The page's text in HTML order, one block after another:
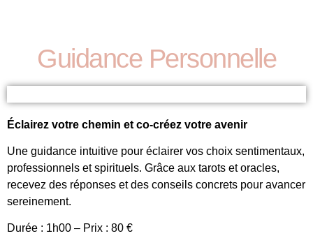
Guidance Personnelle
Éclairez votre chemin et co-créez votre avenir
Une guidance intuitive pour éclairer vos choix sentimentaux,
professionnels et spirituels. Grâce aux tarots et oracles,
recevez des réponses et des conseils concrets pour avancer
sereinement.
Durée : 1h00 – Prix : 80 €